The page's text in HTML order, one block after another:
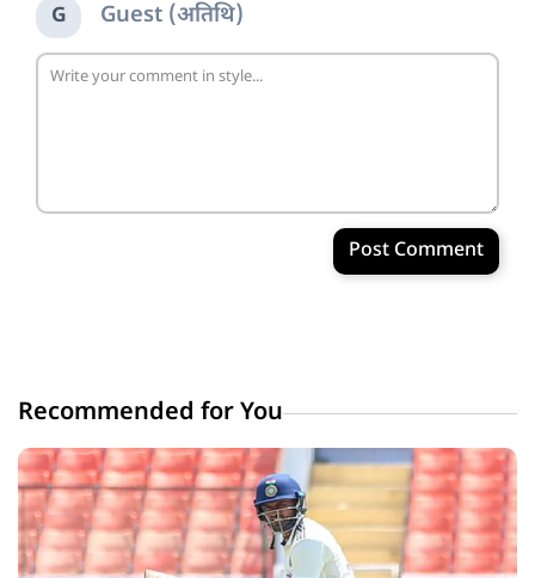
G Guest (अतिथि)
Post Comment
Recommended for You